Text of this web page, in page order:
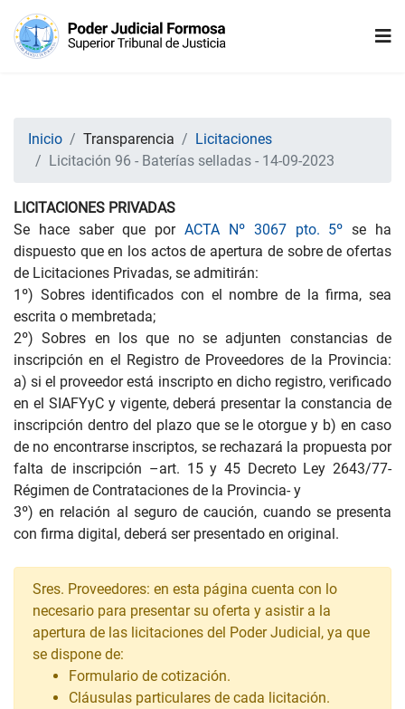
Inicio Transparencia
Licitaciones
Licitación 96 - Baterías selladas - 14-09-2023
LICITACIONES PRIVADAS
Se hace saber que porACTA Nº 3067 pto. 5º se ha
dispuesto que en los actos de apertura de sobre de ofertas
de Licitaciones Privadas, se admitirán:
1º) Sobres identificados con el nombre de la firma, sea
escrita o membretada;
2º) Sobres en los que no se adjunten constancias de
inscripción en el Registro de Proveedores de la Provincia:
a) si el proveedor está inscripto en dicho registro, verificado
en el SIAFYyC y vigente, deberá presentar la constancia de
inscripción dentro del plazo que se le otorgue y b) en caso
de no encontrarse inscriptos, se rechazará la propuesta por
falta de inscripción –art. 15 y 45 Decreto Ley 2643/77-
Régimen de Contrataciones de la Provincia- y
3º) en relación al seguro de caución, cuando se presenta
con firma digital, deberá ser presentado en original.
Sres. Proveedores: en esta página cuenta con lo
necesario para presentar su oferta y asistir a la
apertura de las licitaciones del Poder Judicial, ya que
se dispone de:
Formulario de cotización.
Cláusulas particulares de cada licitación.